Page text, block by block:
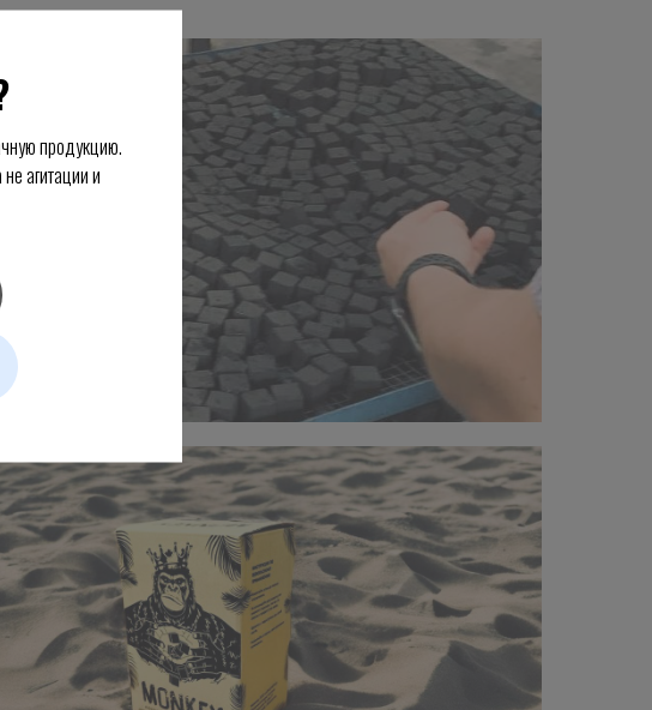
продукцию.
агитации и